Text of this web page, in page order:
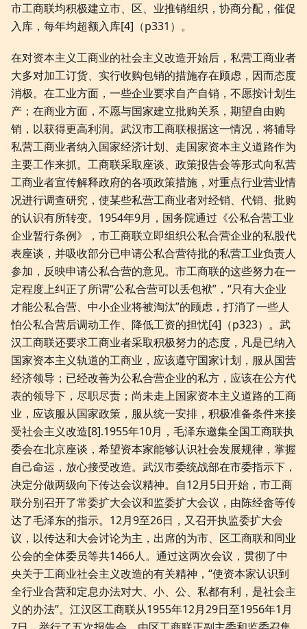
市工商联均积极建立市、区、业推销组织，协商分配，催促
入库，每年均超额入库[4]（p331）。
在对资本主义工商业的社会主义改造开始后，私营工商业者
大多对加工订货、实行收购包销的措施存在顾虑，因而态度
消极。在工业方面，一些企业要求自产自销，不愿按计划生
产；在商业方面，不愿与国家建立批购关系，期望自由购
销，以获得更高利润。武汉市工商联根据这一情况，将辅导
私营工商业者纳入国家经济计划、走国家资本主义道路作为
主要工作来抓。工商联采取座谈、政策报告会等形式向私营
工商业者宣传解释政府的各项政策措施，对重点行业营业情
况进行调查研究，使某些私营工商业者对经销、代销、批购
的认识有所转变。1954年9月，国务院通过《公私合营工业
企业暂行条例》，市工商联立即组织公私合营企业的私股代
表座谈，并吸收部分已申请公私合营待批的私营工业负责人
参加，反映申请公私合营的意见。市工商联的这些努力在一
定程度上纠正了所谓“公私合营可以丢包袱”，“只有大企业
才能公私合营、中小企业将被淘汰”的顾虑，打消了一些人
怕公私合营后调动工作、降低工资的担忧[4]（p323）。武
汉工商联还要求工商业者采取积极努力的态度，凡是已纳入
国家资本主义轨道的工商业，应该遵守国家计划，服从国营
经济领导；已经改善为公私合营企业的私方，应该在公方代
表的领导下，尽职尽责；尚未走上国家资本主义道路的工商
业，应该服从国家政策，服从统一安排，积极准备条件来接
受社会主义改造[8].1955年10月，毛泽东邀集全国工商联执
委会在北京座谈，希望资本家能够认识社会发展规律，掌握
自己命运，放心接受改造。武汉市委统战部在市委指示下，
决定分做两级向下传达会议精神。自12月5日开始，市工商
联分别召开了常委扩大会议和监委扩大会议，由陈经畲等传
达了毛泽东的指示。12月9至26日，又召开执监委扩大会
议，以传达和大会讨论为主，出席的为市、区工商联和同业
公会的全体委员等共1466人。通过这两次会议，贯彻了中
央关于工商业社会主义改造的有关精神，“使资本家认识到
全行业合营和定息办法对大、小、公、私都有利，是社会主
义的办法”。江汉区工商联从1955年12月29日至1956年1月